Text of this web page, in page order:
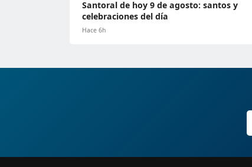
Santoral de hoy 9 de agosto: santos y
celebraciones del día
Hace 6h